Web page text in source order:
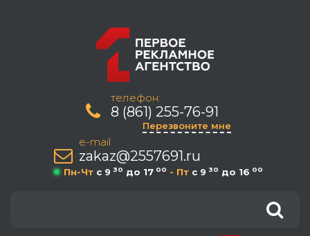
телефон:
8 (861) 255-76-91
Перезвоните мне
e-mail
zakaz@2557691.ru
Пн-Чт c 9 30 до 17 00 - Пт c 9 30 до 16 00